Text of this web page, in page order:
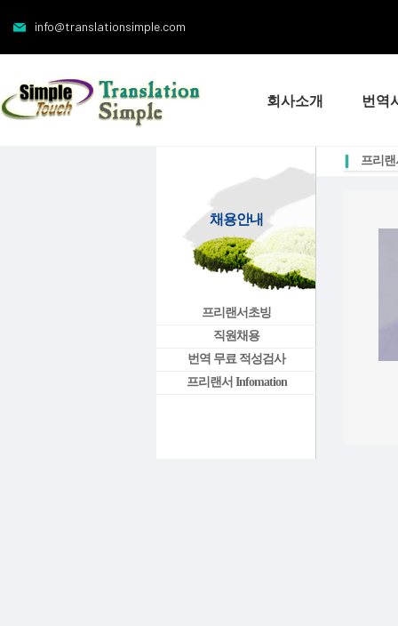
info@translationsimple.com
회사소개 번역
채용안내
프리랜서초빙
직원채용
번역 무료 적성검사
프리랜서 Infomation
프리랜